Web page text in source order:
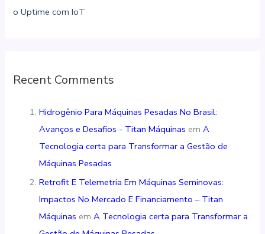
o Uptime com IoT
Recent Comments
Hidrogênio Para Máquinas Pesadas No Brasil:
Avanços e Desafios - Titan Máquinas emA
Tecnologia certa para Transformar a Gestão de
Máquinas Pesadas
Retrofit E Telemetria Em Máquinas Seminovas:
Impactos No Mercado E Financiamento – Titan
Máquinas emA Tecnologia certa para Transformar a